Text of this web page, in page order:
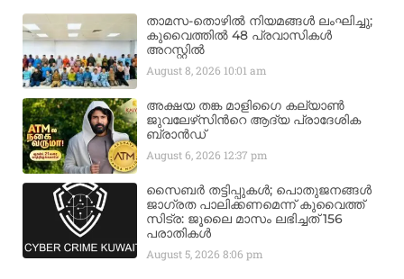
താമസ-തൊഴിൽ നിയമങ്ങൾ ലംഘിച്ചു;
കുവൈത്തിൽ 48 പ്രവാസികൾ
അറസ്റ്റിൽ
August 8, 2026 10:01 am
അക്ഷയ തങ്ക മാളിഗൈ കല്യാണ്‍
ജുവലേഴ്‌സിന്‍റെ ആദ്യ പ്രാദേശിക
ബ്രാന്‍ഡ്
August 6, 2026 12:37 pm
സൈബർ തട്ടിപ്പുകൾ; പൊതുജനങ്ങൾ
ജാഗ്രത പാലിക്കണമെന്ന് കുവൈത്ത്
സിട്ര: ജൂലൈ മാസം ലഭിച്ചത് 156
പരാതികൾ
August 5, 20268:06 pm